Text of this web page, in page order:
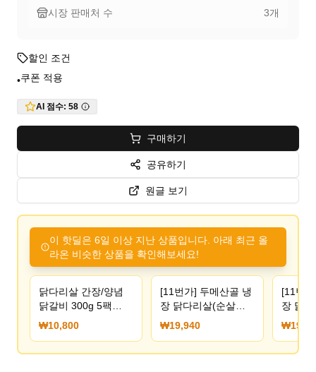
시장 판매처 수
3개
할인 조건
•쿠폰 적용
AI 점수: 58
구매하기
공유하기
원글 보기
이 핫딜은 6일 이상 지난 상품입니다. 아래 최근 올
라온 비슷한 상품을 확인해보세요!
닭다리살 간장/양념
닭갈비 300g 5팩
10800원 무배
₩10,800
[11번가] 두메산골 냉
장 닭다리살(순살정
육) 1kg+1kg (19,940
원/배송비 N/A)
₩19,940
[11번
장 닭
육)